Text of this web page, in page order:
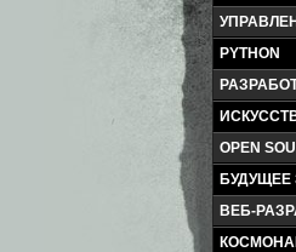
PYTHON
OPEN
БУДУЩЕЕ
ВЕБ-